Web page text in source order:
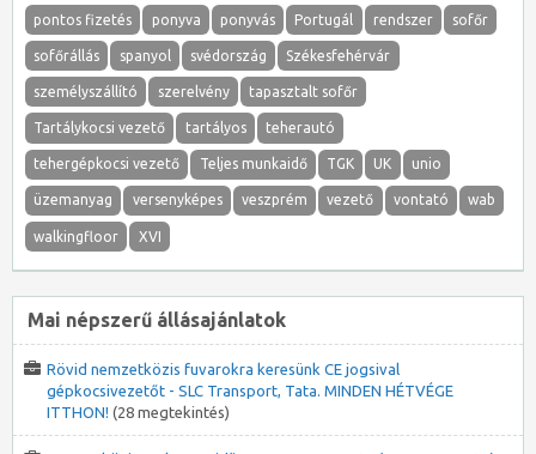
pontos fizetés ponyva ponyvás Portugál rendszer sofőr
sofőrállás spanyol svédország Székesfehérvár
személyszállító szerelvény tapasztalt sofőr
Tartálykocsi vezető tartályos teherautó
tehergépkocsi vezető Teljes munkaidő TGK UK unio
üzemanyag versenyképes veszprém vezető vontató wab
walkingfloor XVI
Mai népszerű állásajánlatok
Rövid nemzetközis fuvarokra keresünk CE jogsival
gépkocsivezetőt - SLC Transport, Tata. MINDEN HÉTVÉGE
ITTHON! (28 megtekintés)